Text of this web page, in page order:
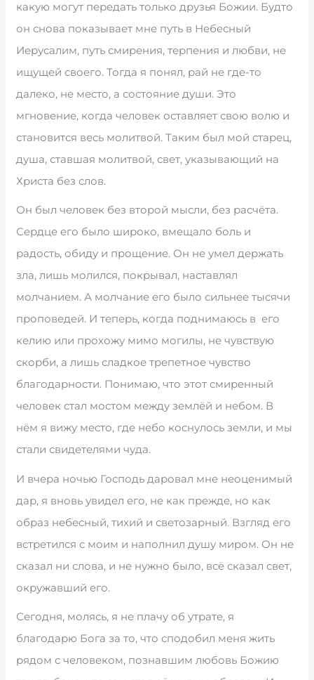
какую могут передать только друзья Божии. Будто
он снова показывает мне путь в Небесный
Иерусалим, путь смирения, терпения и любви, не
ищущей своего. Тогда я понял, рай не где-то
далеко, не место, а состояние души. Это
мгновение, когда человек оставляет свою волю и
становится весь молитвой. Таким был мой старец,
душа, ставшая молитвой, свет, указывающий на
Христа без слов.
Он был человек без второй мысли, без расчёта.
Сердце его было широко, вмещало боль и
радость, обиду и прощение. Он не умел держать
зла, лишь молился, покрывал, наставлял
молчанием. А молчание его было сильнее тысячи
проповедей. И теперь, когда поднимаюсь в его
келию или прохожу мимо могилы, не чувствую
скорби, а лишь сладкое трепетное чувство
благодарности. Понимаю, что этот смиренный
человек стал мостом между землёй и небом. В
нём я вижу место, где небо коснулось земли, и мы
стали свидетелями чуда.
И вчера ночью Господь даровал мне неоценимый
дар, я вновь увидел его, не как прежде, но как
образ небесный, тихий и светозарный. Взгляд его
встретился с моим и наполнил душу миром. Он не
сказал ни слова, и не нужно было, всё сказал свет,
окружавший его.
Сегодня, молясь, я не плачу об утрате, я
благодарю Бога за то, что сподобил меня жить
рядом с человеком, познавшим любовь Божию